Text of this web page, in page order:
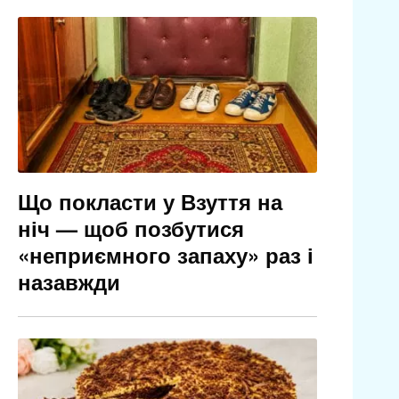
Що покласти у Взуття на
ніч — щоб позбутися
«неприємного запаху» раз і
назавжди